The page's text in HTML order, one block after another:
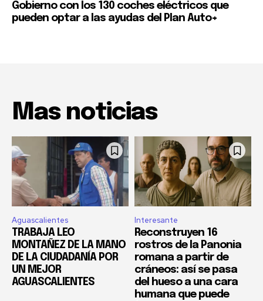
32,111 32,214 11,243
Gobierno con los 130 coches eléctricos que
pueden optar a las ayudas del Plan Auto+
Mas noticias
Aguascalientes
TRABAJA LEO
MONTAÑEZ DE LA MANO
DE LA CIUDADANÍA POR
UN MEJOR
AGUASCALIENTES
Interesante
Reconstruyen 16
rostros de la Panonia
romana a partir de
cráneos: así se pasa
del hueso a una cara
humana que puede